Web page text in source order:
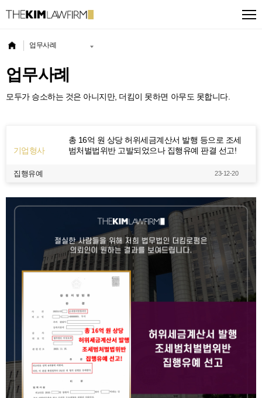
업무사례
업무사례
모두가 승소하는 것은 아니지만, 더킴이 못하면 아무도 못합니다.
기업형사
총 16억 원 상당 허위세금계산서 발행 등으로 조세
범처벌법위반 고발되었으나 집행유예 판결 선고!
집행유예 23-12-20